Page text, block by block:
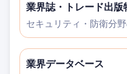
業界誌・トレード出版
セキュリティ・防衛分
業界データベース